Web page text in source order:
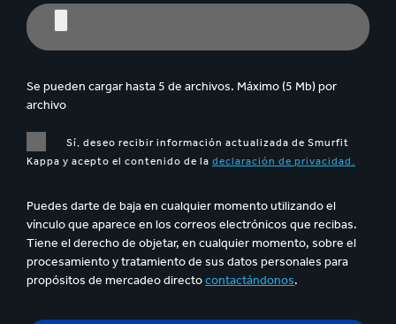
Se pueden cargar hasta 5 de archivos. Máximo (5 Mb) por
archivo
Sí, deseo recibir información actualizada de Smurfit
Kappa y acepto el contenido de la declaración de privacidad.
Puedes darte de baja en cualquier momento utilizando el
vínculo que aparece en los correos electrónicos que recibas.
Tiene el derecho de objetar, en cualquier momento, sobre el
procesamiento y tratamiento de sus datos personales para
propósitos de mercadeo directocontactándonos.